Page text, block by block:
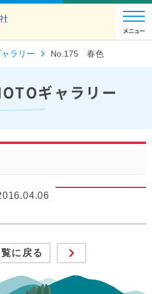
ラリー No.175 春色
ギャラリー
に戻る